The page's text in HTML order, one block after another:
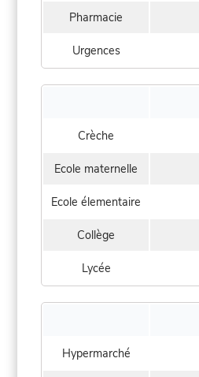
Pharmacie
Urgences
Crèche
Ecole maternelle
Ecole élementaire
Collège
Lycée
Hypermarché